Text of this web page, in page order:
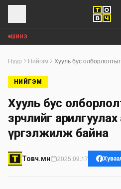
ШИНЭ
Нүүр Нийгэм
НИЙГЭМ
Хууль бус
зөрчлийг
үргэлжилж байна
Товч.мн 2025.09.17